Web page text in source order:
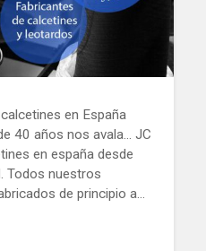
en España
40 años nos avala… JC
en españa desde
Todos nuestros
de principio a…